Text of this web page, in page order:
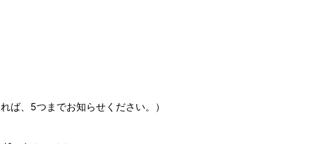
ば、5つまでお知らせください。）